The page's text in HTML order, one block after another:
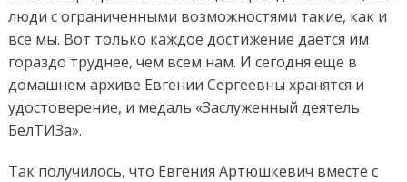
люди с ограниченными возможностями такие, как и
все мы. Вот только каждое достижение дается им
гораздо труднее, чем всем нам. И сегодня еще в
домашнем архиве Евгении Сергеевны хранятся и
удостоверение, и медаль «Заслуженный деятель
БелТИЗа».
Так получилось, что Евгения Артюшкевич вместе с